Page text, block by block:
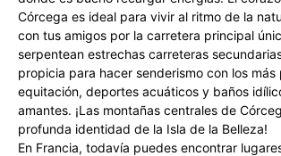
Córcega es ideal para vivir al ritmo de la
con tus amigos por la carretera principal
serpentean estrechas carreteras
propicia para hacer senderismo con los más
equitación, deportes acuáticos y baños
amantes. ¡Las montañas centrales de
profunda identidad de la Isla de la Belleza!
En Francia, todavía puedes encontrar